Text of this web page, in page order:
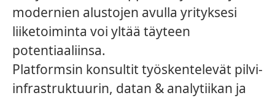
modernien alustojen avulla yrityksesi
liiketoiminta voi yltää täyteen
potentiaaliinsa.
Platformsin konsultit työskentelevät pilvi-
infrastruktuurin, datan & analytiikan ja